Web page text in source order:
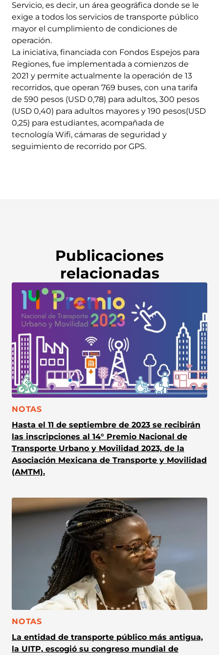
Servicio, es decir, un área geográfica donde se le
exige a todos los servicios de transporte público
mayor el cumplimiento de condiciones de
operación.
La iniciativa, financiada con Fondos Espejos para
Regiones, fue implementada a comienzos de
2021 y permite actualmente la operación de 13
recorridos, que operan 769 buses, con una tarifa
de 590 pesos (USD 0,78) para adultos, 300 pesos
(USD 0,40) para adultos mayores y 190 pesos(USD
0,25) para estudiantes, acompañada de
tecnología Wifi, cámaras de seguridad y
seguimiento de recorrido por GPS.
Publicaciones
relacionadas
CATEGORÍA:
NOTAS
Hasta el 11 de septiembre de 2023 se recibirán
las inscripciones al 14° Premio Nacional de
Transporte Urbano y Movilidad 2023, de la
Asociación Mexicana de Transporte y Movilidad
(AMTM).
CATEGORÍA:
NOTAS
La entidad de transporte público más antigua,
la UITP, escogió su congreso mundial de